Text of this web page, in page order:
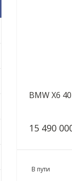
BMW X6
15 490
В пути